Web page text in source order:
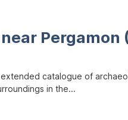
catalogue of
in the...